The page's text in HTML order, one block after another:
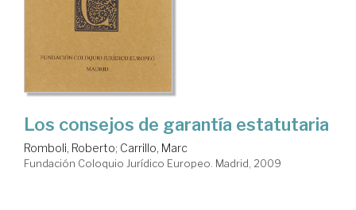
Los consejos de garantía estatutaria
Romboli, Roberto; Carrillo, Marc
Fundación Coloquio Jurídico Europeo. Madrid, 2009